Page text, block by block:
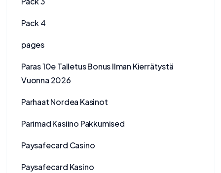
Pack 4
pages
Paras 10e Talletus Bonus Ilman Kierrätystä
Vuonna 2026
Parhaat Nordea Kasinot
Parimad Kasiino Pakkumised
Paysafecard Casino
Paysafecard Kasino